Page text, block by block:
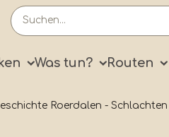
Was tun? Routen
Roerdalen - Schlachten